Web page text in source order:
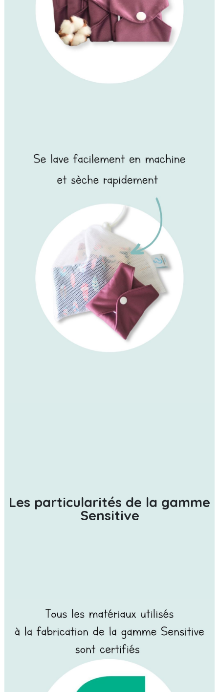
Les particularités de la gamme
Sensitive